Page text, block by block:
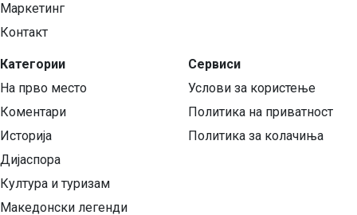
Маркетинг
Контакт
Категории
На прво место
Коментари
Историја
Дијаспора
Култура и туризам
Македонски легенди
Сервиси
Услови за користење
Политика на приватност
Политика за колачиња